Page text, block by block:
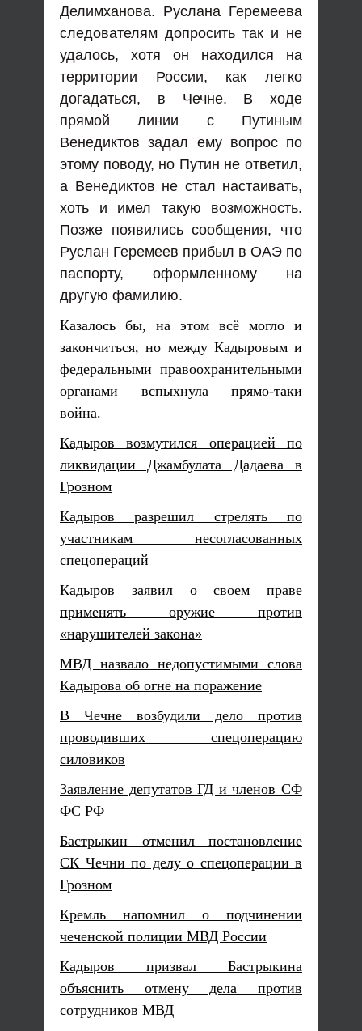
Делимханова. Руслана Геремеева
следователям допросить так и не
удалось, хотя он находился на
территории России, как легко
догадаться, в Чечне. В ходе
прямой линии с Путиным
Венедиктов задал ему вопрос по
этому поводу, но Путин не ответил,
а Венедиктов не стал настаивать,
хоть и имел такую возможность.
Позже появились сообщения, что
Руслан Геремеев прибыл в ОАЭ по
паспорту, оформленному на
другую фамилию.
Казалось бы, на этом всё могло и
закончиться, но между Кадыровым и
федеральными правоохранительными
органами вспыхнула прямо-таки
война.
Кадыров возмутился операцией по
ликвидации Джамбулата Дадаева в
Грозном
Кадыров разрешил стрелять по
участникам несогласованных
спецопераций
Кадыров заявил о своем праве
применять оружие против
«нарушителей закона»
МВД назвало недопустимыми слова
Кадырова об огне на поражение
В Чечне возбудили дело против
проводивших спецоперацию
силовиков
Заявление депутатов ГД и членов СФ
ФС РФ
Бастрыкин отменил постановление
СК Чечни по делу о спецоперации в
Грозном
Кремль напомнил о подчинении
чеченской полиции МВД России
Кадыров призвал Бастрыкина
объяснить отмену дела против
сотрудников МВД